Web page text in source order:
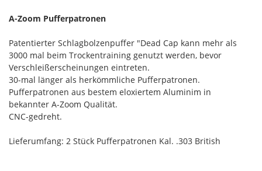
A-Zoom Pufferpatronen
Patentierter Schlagbolzenpuffer "Dead Cap kann mehr als
3000 mal beim Trockentraining genutzt werden, bevor
Verschleißerscheinungen eintreten.
30-mal länger als herkömmliche Pufferpatronen.
Pufferpatronen aus bestem eloxiertem Aluminim in
bekannter A-Zoom Qualität.
CNC-gedreht.
Lieferumfang: 2 Stück Pufferpatronen Kal. .303 British